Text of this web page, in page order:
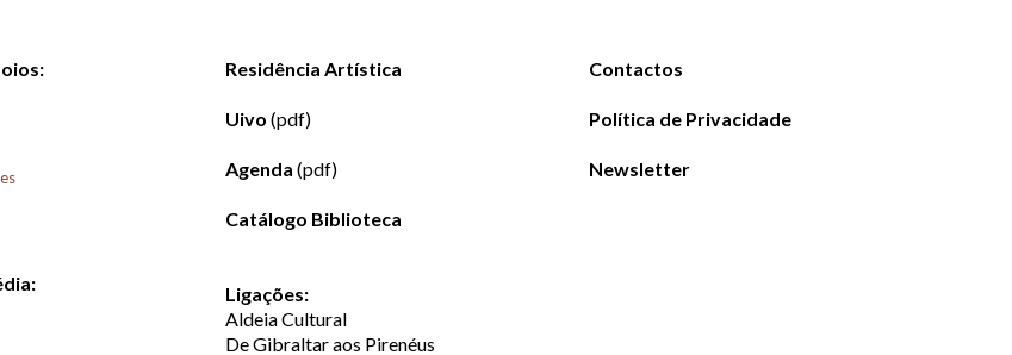
Residência Artística
Uivo (pdf)
Agenda (pdf)
Catálogo Biblioteca
Ligações:
Aldeia Cultural
De Gibraltar aos Pirenéus
Contactos
Política de Privacidade
Newsletter